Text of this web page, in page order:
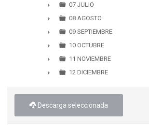
►
►
07 JULIO
►
08 AGOSTO
►
09 SEPTIEMBRE
►
10 OCTUBRE
►
11 NOVIEMBRE
12 DICIEMBRE
Descarga seleccionada